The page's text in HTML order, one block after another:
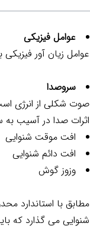
عوامل فیزیکی
عوامل زیان آور فیزیکی به6 دسته سروصدا، ارتعاش، روشنایی، گرما و سرما، پرتوهای یونساز و غیر یونساز و فشار تقسیم
سروصدا
صوت شکلی از انرژی
اثرات صدا در آسیب
افت موقت شنوایی
افت دائم شنوایی
وزوز گوش
شنوایی می گذارد که